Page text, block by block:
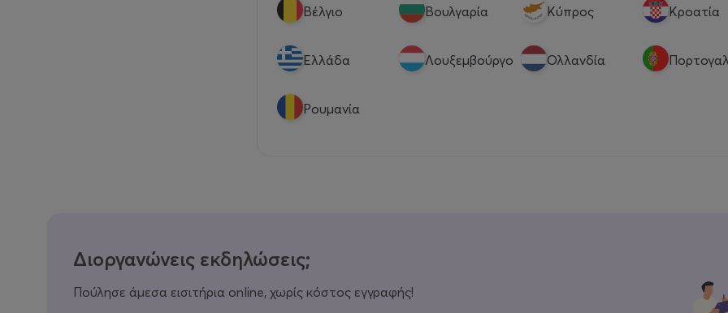
Βέλγιο Βουλγαρία Κύπρος Κροατία
Eλλάδα Λουξεμβούργο Ολλανδία
Ρουμανία
Διοργανώνεις εκδηλώσεις;
Πούλησε άμεσα εισιτήρια online, χωρίς κόστος εγγραφής!